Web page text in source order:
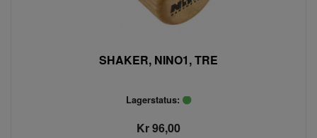
SHAKER, NINO1, TRE
Lagerstatus:
Kr 96,00